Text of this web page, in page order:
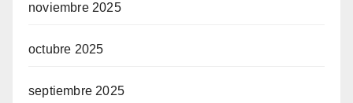
noviembre 2025
octubre 2025
septiembre 2025